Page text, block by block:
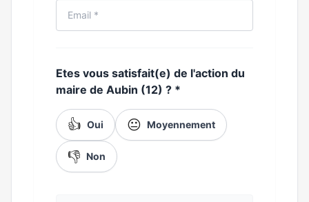
Etes vous satisfait(e) de l'action du
maire de Aubin (12) ? *
👍 Oui 😐 Moyennement
👎 Non